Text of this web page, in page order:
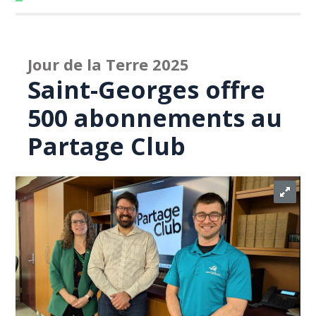
Jour de la Terre 2025
Saint-Georges offre
500 abonnements au
Partage Club